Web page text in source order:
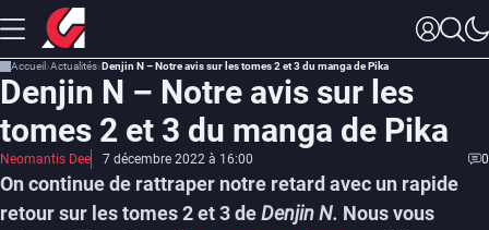
Accueil Actualités Denjin N – Notre avis sur les tomes 2 et 3 du manga de Pika
Denjin N – Notre avis sur les
tomes 2 et 3 du manga de Pika
Neomantis Dee 7 décembre 2022 à 16:00 0
On continue de rattraper notre retard avec un rapide
retour sur les tomes 2 et 3 deDenjin N. Nous vous